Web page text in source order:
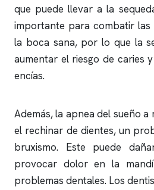
que puede llevar a la
importante para combatir
la boca sana, por lo que la
aumentar el riesgo de caries
encías.
Además, la apnea del sueño a
el rechinar de dientes, un
bruxismo. Este puede
provocar dolor en la
problemas dentales. Los